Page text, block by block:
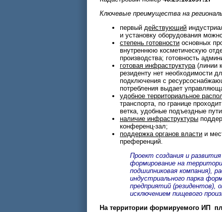
Ключевые преимущества на
первый действующий
и установку оборудования
степень готовности основных
внутреннюю косметическую
производства; готовность
готовая инфраструктура(линии
резиденту нет необходимости
подключения с
потребления выдает
удобное территориальное
транспорта, по границе
ветка, удобные подъездные
наличие инфраструктуры
конференц-зал;
поддержка органов власти и
преференций.
Проект создания и
формирование на
подшипниковая компания),
индустриального парка
предприятий (резидентов),
исключением пищевого
На территории формируемого ИП